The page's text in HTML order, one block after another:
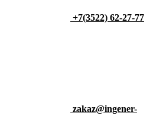
+7(3522) 62-27-77
zakaz@ingener-